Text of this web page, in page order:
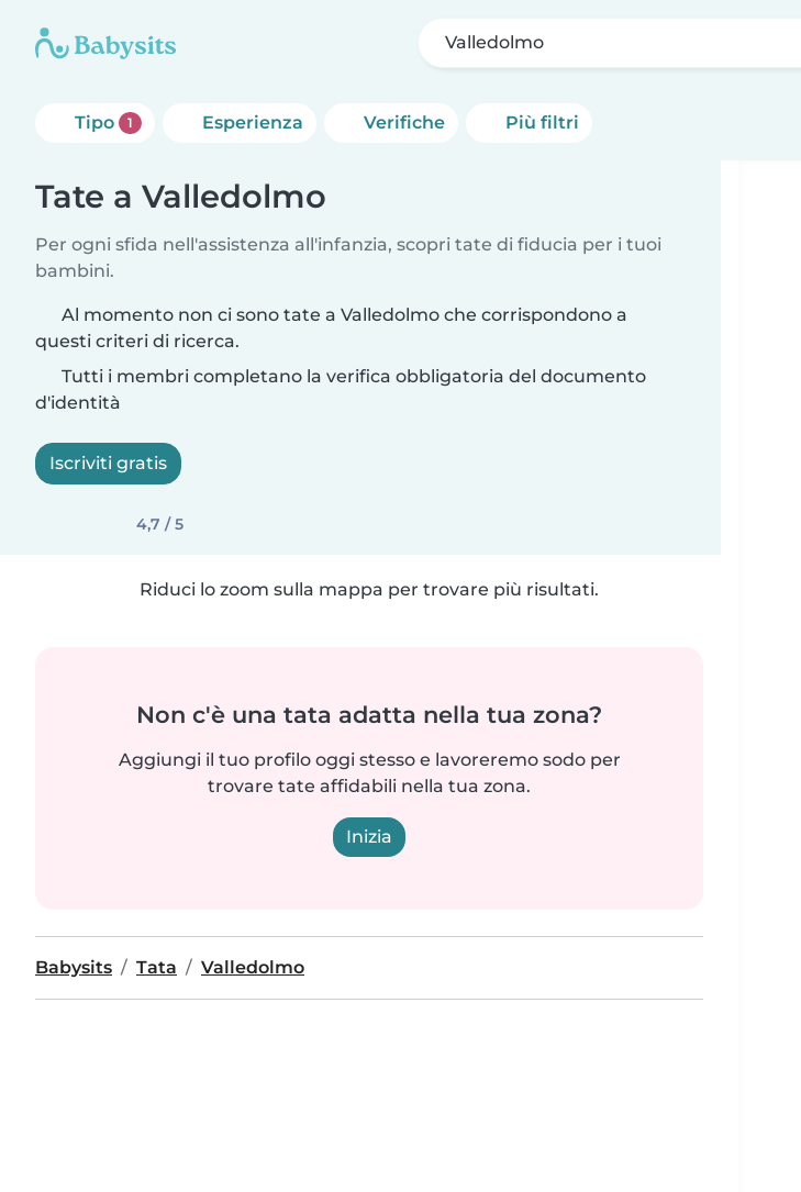
Valledolmo
Tipo 1 Esperienza Verifiche Più filtri
Tate a Valledolmo
Per ogni sfida nell'assistenza all'infanzia, scopri tate di fiducia per i tuoi
bambini.
Al momento non ci sono tate a Valledolmo che corrispondono a
questi criteri di ricerca.
Tutti i membri completano la verifica obbligatoria del documento
d'identità
Iscriviti gratis
4,7 / 5
Riduci lo zoom sulla mappa per trovare più risultati.
Non c'è una tata adatta nella tua zona?
Aggiungi il tuo profilo oggi stesso e lavoreremo sodo per
trovare tate affidabili nella tua zona.
Inizia
Babysits Tata Valledolmo